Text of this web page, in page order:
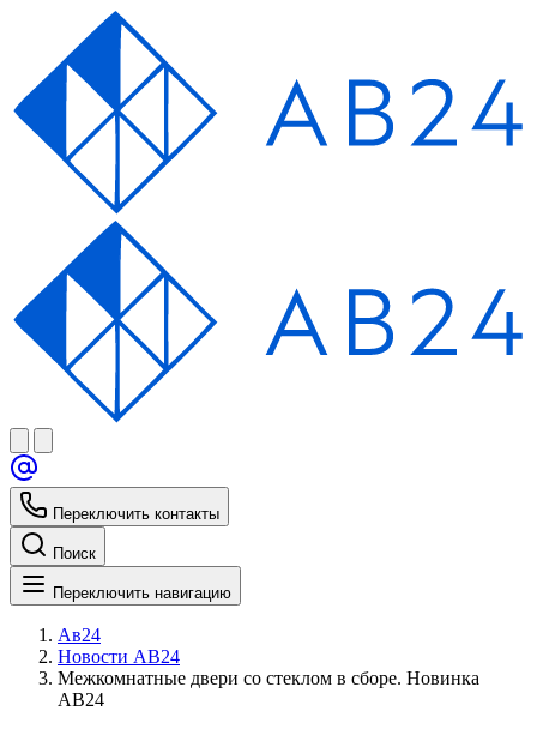
Переключить контакты
Поиск
Переключить навигацию
Ав24
Новости АВ24
Межкомнатные двери со стеклом в сборе. Новинка
АВ24